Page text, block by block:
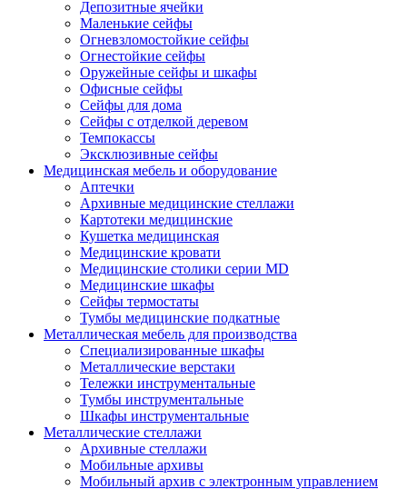
Депозитные ячейки
Маленькие сейфы
Огневзломостойкие сейфы
Огнестойкие сейфы
Оружейные сейфы и шкафы
Офисные сейфы
Сейфы для дома
Сейфы с отделкой деревом
Темпокассы
Эксклюзивные сейфы
Медицинская мебель и оборудование
Аптечки
Архивные медицинские стеллажи
Картотеки медицинские
Кушетка медицинская
Медицинские кровати
Медицинские столики серии MD
Медицинские шкафы
Сейфы термостаты
Тумбы медицинские подкатные
Металлическая мебель для производства
Cпециализированные шкафы
Металлические верстаки
Тележки инструментальные
Тумбы инструментальные
Шкафы инструментальные
Металлические стеллажи
Архивные стеллажи
Мобильные архивы
Мобильный архив с электронным управлением